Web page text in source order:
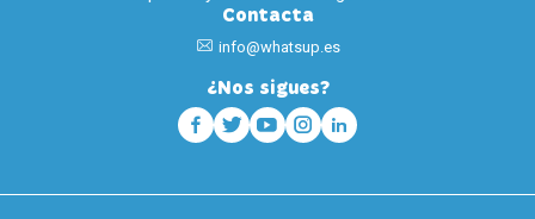
Contacta
info@whatsup.es
¿Nos sigues?